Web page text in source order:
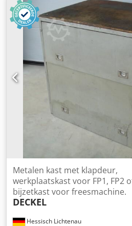
Hessisch Lichtenau
Metalen kast met klapdeur,
werkplaatskast voor FP1, FP2
bijzetkast voor freesmachine.
DECKEL